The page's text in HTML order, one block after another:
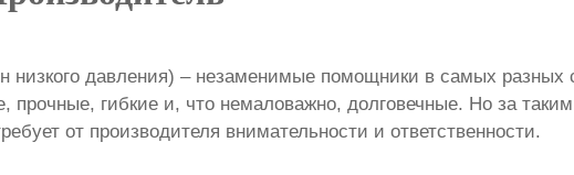
низкого давления) – незаменимые помощники в самых
гибкие и, что немаловажно, долговечные. Но за
от производителя внимательности и ответственности.